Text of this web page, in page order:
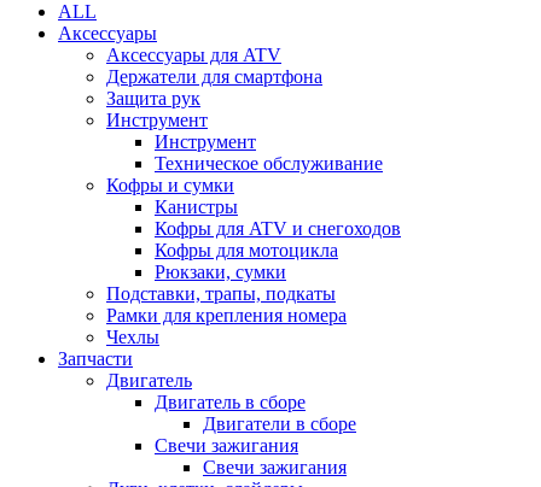
ALL
Аксессуары
Аксессуары для ATV
Держатели для смартфона
Защита рук
Инструмент
Инструмент
Техническое обслуживание
Кофры и сумки
Канистры
Кофры для ATV и снегоходов
Кофры для мотоцикла
Рюкзаки, сумки
Подставки, трапы, подкаты
Рамки для крепления номера
Чехлы
Запчасти
Двигатель
Двигатель в сборе
Двигатели в сборе
Свечи зажигания
Свечи зажигания